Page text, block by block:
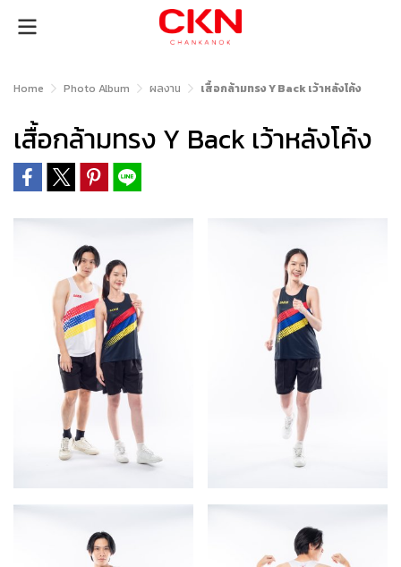
Home Photo Album ผลงาน เสื้อกล้ามทรง Y Back เว้าหลังโค้ง
เสื้อกล้ามทรง Y Back เว้าหลังโค้ง